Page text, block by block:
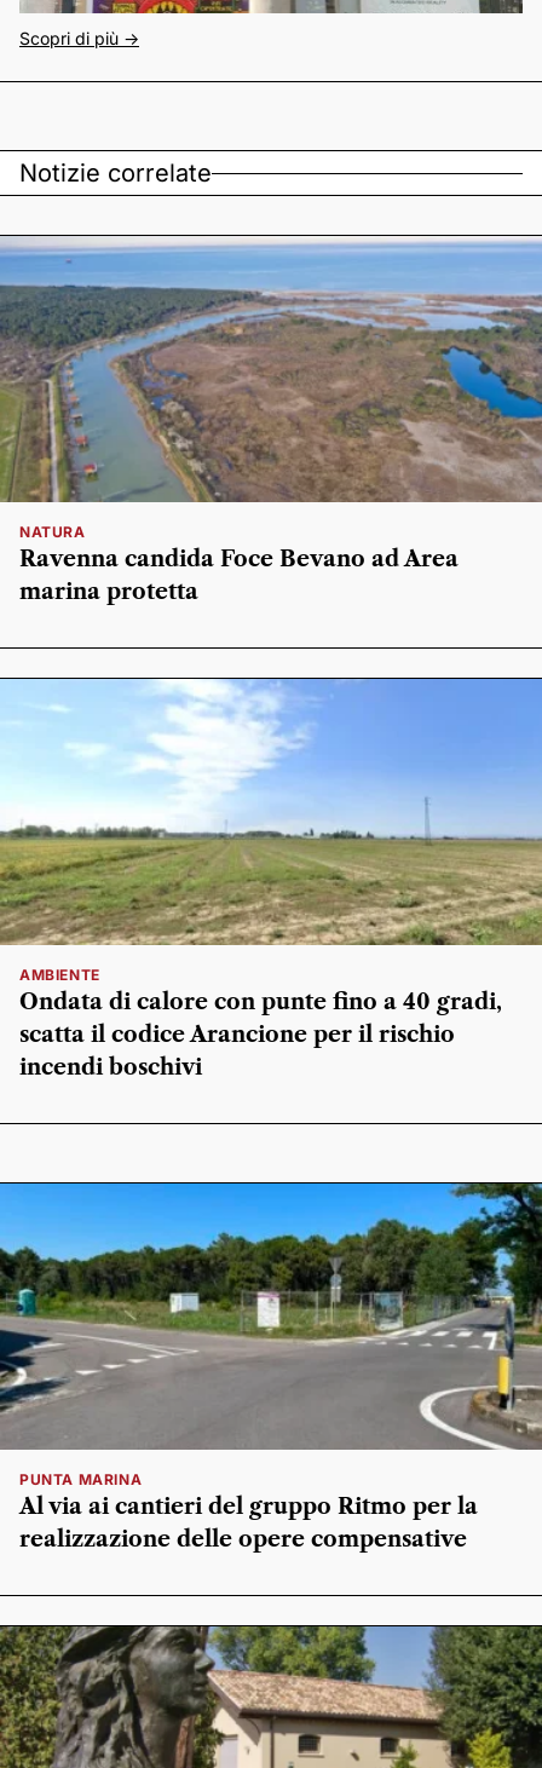
Scopri di più ->
Notizie correlate
NATURA
Ravenna candida Foce Bevano ad Area
marina protetta
AMBIENTE
Ondata di calore con punte fino a 40 gradi,
scatta il codice Arancione per il rischio
incendi boschivi
PUNTA MARINA
Al via ai cantieri del gruppo Ritmo per la
realizzazione delle opere compensative